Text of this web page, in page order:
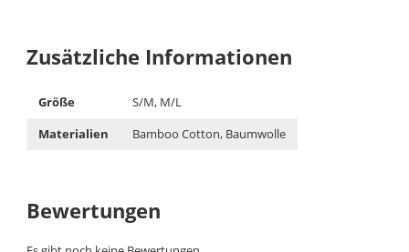
Zusätzliche Informationen
Größe
S/M, M/L
Materialien
Bamboo Cotton, Baumwolle
Bewertungen